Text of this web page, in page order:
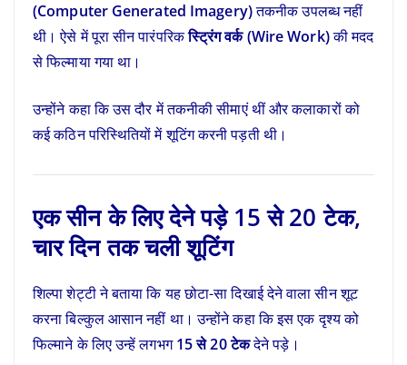
(Computer Generated Imagery)तकनीक उपलब्ध नहीं
थी। ऐसे में पूरा सीन पारंपरिकस्ट्रिंग वर्क (Wire Work)की मदद
से फिल्माया गया था।
उन्होंने कहा कि उस दौर में तकनीकी सीमाएं थीं और कलाकारों को
कई कठिन परिस्थितियों में शूटिंग करनी पड़ती थी।
एक सीन के लिए देने पड़े 15 से 20 टेक,
चार दिन तक चली शूटिंग
शिल्पा शेट्टी ने बताया कि यह छोटा-सा दिखाई देने वाला सीन शूट
करना बिल्कुल आसान नहीं था। उन्होंने कहा कि इस एक दृश्य को
फिल्माने के लिए उन्हें लगभग15 से 20 टेकदेने पड़े।